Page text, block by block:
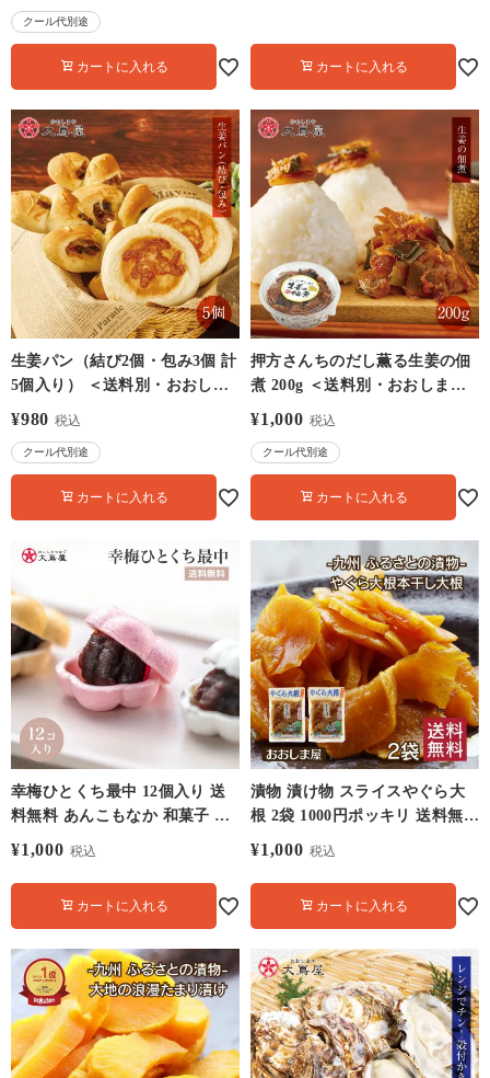
クール代別途
カートに入れる カートに入れる
生姜パン（結び2個・包み3個 計
5個入り） ＜送料別・おおしま
屋発送・冷凍便・クール代別＞
煮使用 熊本県産しょうが 東洋
村 日高昆布
¥980 税込
クール代別途
カートに入れる
押方さんちのだし薫る生姜の佃
煮 200g ＜送料別・おおしま屋
発送・冷凍便・クール代別＞ 熊
布
¥1,000 税込
クール代別途
カートに入れる
幸梅ひとくち最中 12個入り 送
料無料 あんこもなか 和菓子 一
口 メール便【0800678】
¥1,000 税込
カートに入れる
漬物 漬け物 スライスやぐら大
根 2袋 1000円ポッキリ 送料無料
＜メール便＞ 九州産 大根 野菜
や）
¥1,000 税込
カートに入れる